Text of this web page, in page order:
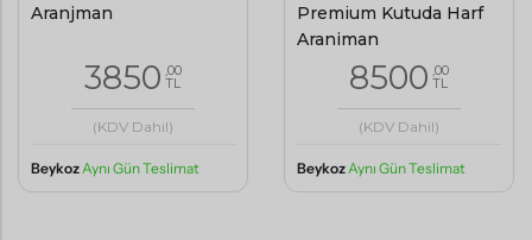
Aranjman
3850 ,00
TL
(KDV Dahil)
BeykozAynı Gün Teslimat
Premium Kutuda Harf
Aranjman
8500 ,00
TL
(KDV Dahil)
BeykozAynı Gün Teslimat